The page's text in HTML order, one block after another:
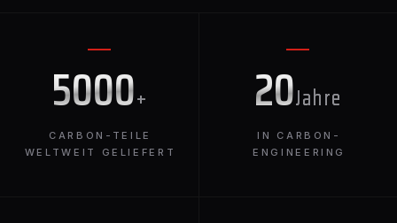
5000+
CARBON-TEILE
WELTWEIT GELIEFERT
20Jahre
IN CARBON-
ENGINEERING